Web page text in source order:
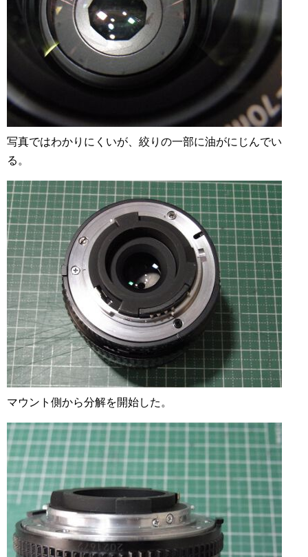
写真ではわかりにくいが、絞りの一部に油がにじんでい
る。
マウント側から分解を開始した。